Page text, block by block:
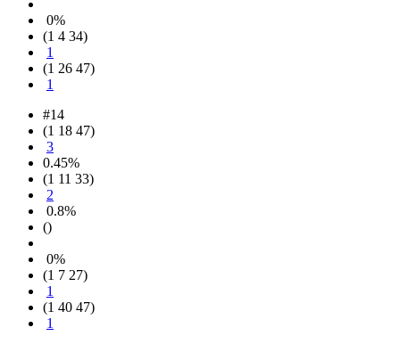
0%
(1 4 34)
1
(1 26 47)
1
#14
(1 18 47)
3
0.45%
(1 11 33)
2
0.8%
()
0%
(1 7 27)
1
(1 40 47)
1